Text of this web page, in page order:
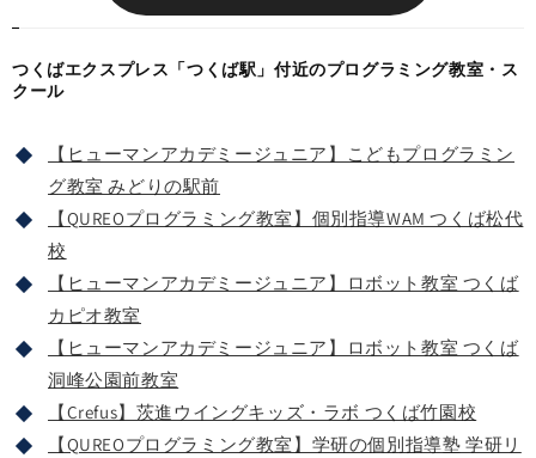
つくばエクスプレス「つくば駅」付近のプログラミング教室・ス
クール
【ヒューマンアカデミージュニア】こどもプログラミン
グ教室 みどりの駅前
【QUREOプログラミング教室】個別指導WAM つくば松代
校
【ヒューマンアカデミージュニア】ロボット教室 つくば
カピオ教室
【ヒューマンアカデミージュニア】ロボット教室 つくば
洞峰公園前教室
【Crefus】茨進ウイングキッズ・ラボ つくば竹園校
【QUREOプログラミング教室】学研の個別指導塾 学研リ